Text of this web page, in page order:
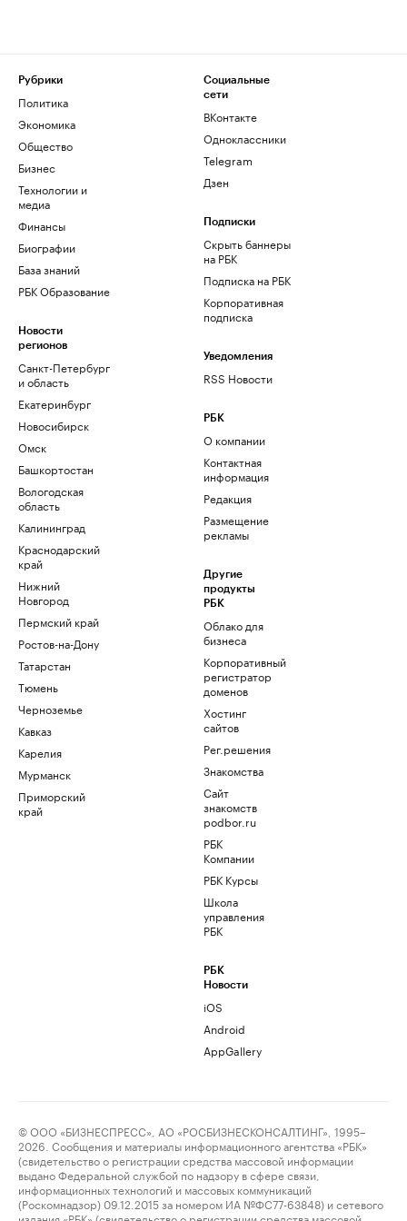
Рубрики
Политика
Экономика
Общество
Бизнес
Технологии и
медиа
Финансы
Биографии
База знаний
РБК Образование
Новости
регионов
Санкт-Петербург
и область
Екатеринбург
Новосибирск
Омск
Башкортостан
Вологодская
область
Калининград
Краснодарский
край
Нижний
Новгород
Пермский край
Ростов-на-Дону
Татарстан
Тюмень
Черноземье
Кавказ
Карелия
Мурманск
Приморский
край
Социальные
сети
ВКонтакте
Одноклассники
Telegram
Дзен
Подписки
Скрыть баннеры
на РБК
Подписка на РБК
Корпоративная
подписка
Уведомления
RSS Новости
РБК
О компании
Контактная
информация
Редакция
Размещение
рекламы
Другие
продукты
РБК
Облако для
бизнеса
Корпоративный
регистратор
доменов
Хостинг
сайтов
Рег.решения
Знакомства
Сайт
знакомств
podbor.ru
РБК
Компании
РБК Курсы
Школа
управления
РБК
РБК
Новости
iOS
Android
AppGallery
© ООО «БИЗНЕСПРЕСС», АО «РОСБИЗНЕСКОНСАЛТИНГ», 1995–
2026. Сообщения и материалы информационного агентства «РБК»
(свидетельство о регистрации средства массовой информации
выдано Федеральной службой по надзору в сфере связи,
информационных технологий и массовых коммуникаций
(Роскомнадзор) 09.12.2015 за номером ИА №ФС77-63848) и сетевого